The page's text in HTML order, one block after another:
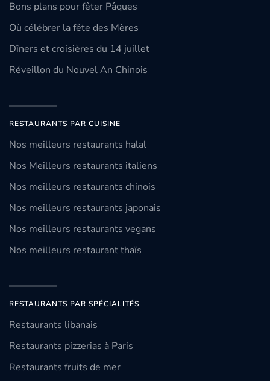
Bons plans pour fêter Pâques
Où célébrer la fête des Mères
Dîners et croisières du 14 juillet
Réveillon du Nouvel An Chinois
RESTAURANTS PAR CUISINE
Nos meilleurs restaurants halal
Nos Meilleurs restaurants italiens
Nos meilleurs restaurants chinois
Nos meilleurs restaurants japonais
Nos meilleurs restaurants vegans
Nos meilleurs restaurant thaïs
RESTAURANTS PAR SPÉCIALITÉS
Restaurants libanais
Restaurants pizzerias à Paris
Restaurants fruits de mer